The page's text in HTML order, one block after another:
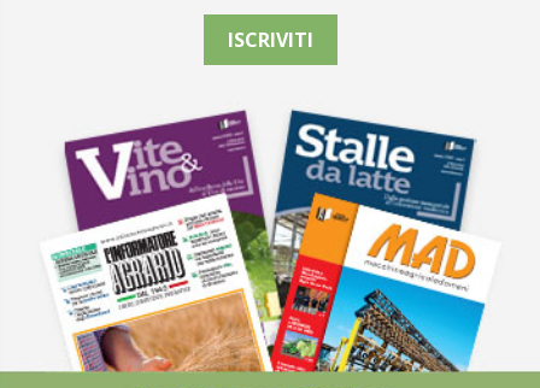
ISCRIVITI